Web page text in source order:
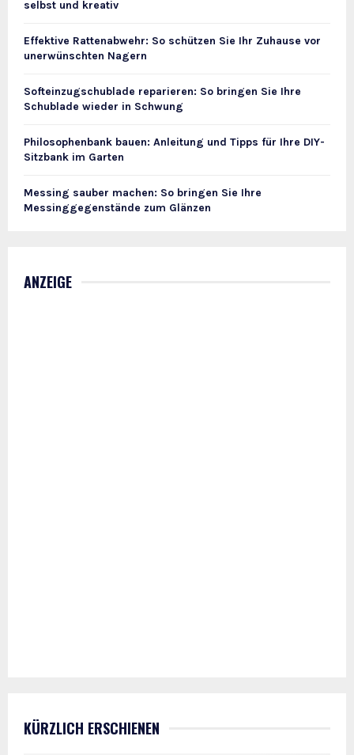
selbst und kreativ
Effektive Rattenabwehr: So schützen Sie Ihr Zuhause vor
unerwünschten Nagern
Softeinzugschublade reparieren: So bringen Sie Ihre
Schublade wieder in Schwung
Philosophenbank bauen: Anleitung und Tipps für Ihre DIY-
Sitzbank im Garten
Messing sauber machen: So bringen Sie Ihre
Messinggegenstände zum Glänzen
ANZEIGE
KÜRZLICH ERSCHIENEN